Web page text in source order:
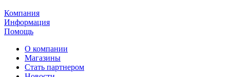
Компания
Информация
Помощь
О компании
Магазины
Стать партнером